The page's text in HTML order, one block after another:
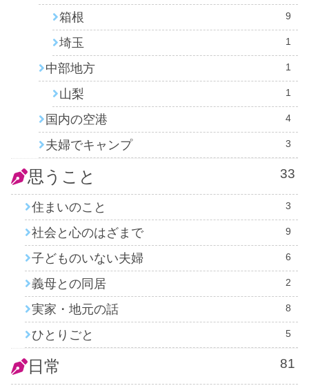
箱根 9
埼玉 1
中部地方 1
山梨 1
国内の空港 4
夫婦でキャンプ 3
思うこと 33
住まいのこと 3
社会と心のはざまで 9
子どものいない夫婦 6
義母との同居 2
実家・地元の話 8
ひとりごと 5
日常 81